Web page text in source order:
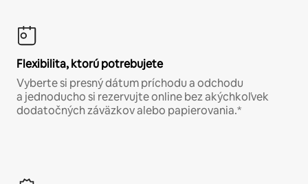
Flexibilita, ktorú potrebujete
Vyberte si presný dátum príchodu a odchodu
a jednoducho si rezervujte online bez akýchkoľvek
dodatočných záväzkov alebo papierovania.*